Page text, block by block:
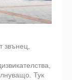
звънец,
Тук